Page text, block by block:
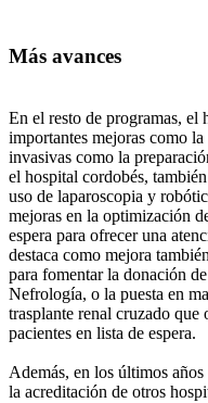
Más avances
En el resto de programas, el
importantes mejoras como
invasivas como la
el hospital cordobés,
uso de laparoscopia y
mejoras en la optimización
espera para ofrecer una
destaca como mejora
para fomentar la donación
Nefrología, o la puesta en
trasplante renal cruzado que
pacientes en lista de espera.
Además, en los últimos
la acreditación de otros